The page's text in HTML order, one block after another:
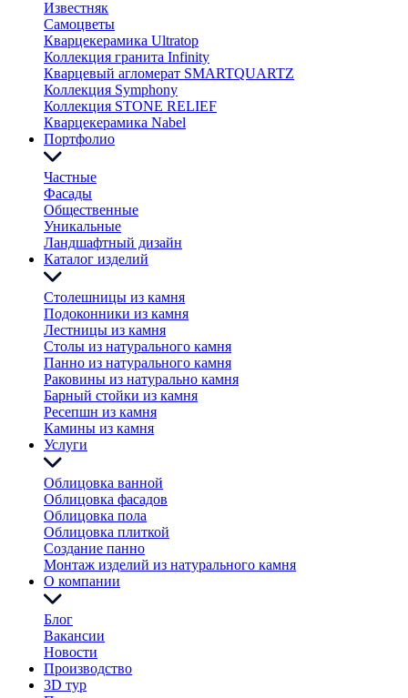
Известняк
Самоцветы
Кварцекерамика Ultratop
Коллекция гранита Infinity
Кварцевый агломерат SMARTQUARTZ
Коллекция Symphony
Коллекция STONE RELIEF
Кварцекерамика Nabel
Портфолио
Частные
Фасады
Общественные
Уникальные
Ландшафтный дизайн
Каталог изделий
Столешницы из камня
Подоконники из камня
Лестницы из камня
Столы из натурального камня
Панно из натурального камня
Раковины из натурально камня
Барный стойки из камня
Ресепшн из камня
Камины из камня
Услуги
Облицовка ванной
Облицовка фасадов
Облицовка пола
Облицовка плиткой
Создание панно
Монтаж изделий из натурального камня
О компании
Блог
Вакансии
Новости
Производство
3D тур